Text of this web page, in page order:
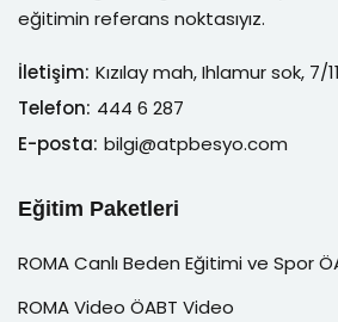
eğitimin referans noktasıyız.
İletişim: Kızılay mah, Ihlamur sok, 7/
Telefon: 444 6 287
E-posta: bilgi@atpbesyo.com
Eğitim Paketleri
ROMA Canlı Beden Eğitimi ve Spor
ROMA Video ÖABT Video